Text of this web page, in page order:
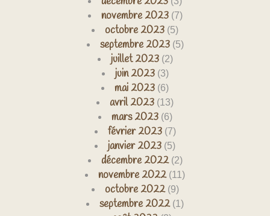
novembre 2023(7)
octobre 2023 (5)
septembre 2023(5)
juillet 2023(2)
juin 2023(3)
mai 2023 (6)
avril 2023 (13)
mars 2023(6)
février 2023(7)
janvier 2023 (5)
décembre 2022(2)
novembre 2022(11)
octobre 2022(9)
septembre 2022(1)